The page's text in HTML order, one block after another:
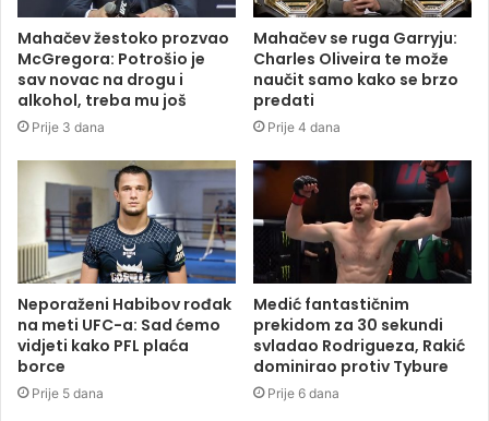
Mahačev žestoko prozvao
McGregora: Potrošio je
sav novac na drogu i
alkohol, treba mu još
Prije 3 dana
Mahačev se ruga Garryju:
Charles Oliveira te može
naučit samo kako se brzo
predati
Prije 4 dana
Neporaženi Habibov rođak
na meti UFC-a: Sad ćemo
vidjeti kako PFL plaća
borce
Prije 5 dana
Medić fantastičnim
prekidom za 30 sekundi
svladao Rodrigueza, Rakić
dominirao protiv Tybure
Prije 6 dana